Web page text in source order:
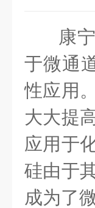
康
于微通
性应用
大大提
应用于
硅由于
成为了